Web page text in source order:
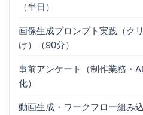
（半日）
画像生成プロンプト実践（ク
け）（90分）
事前アンケート（制作業務・
化）
動画生成・ワークフロー組み